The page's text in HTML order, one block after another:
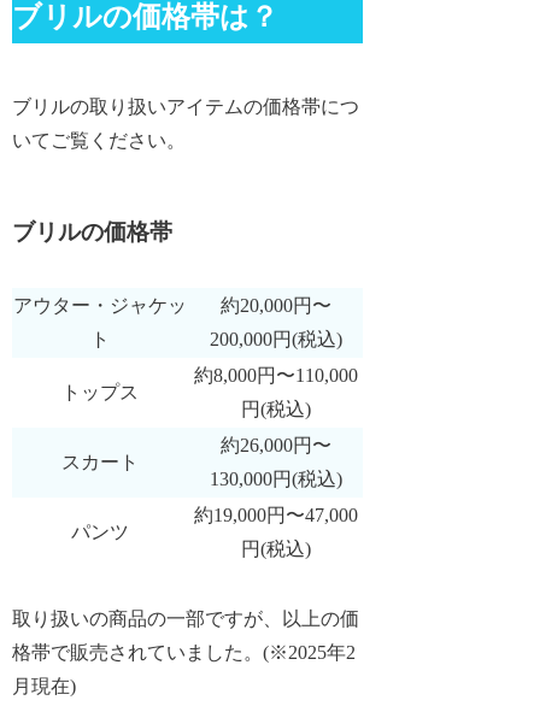
ブリルの価格帯は？
ブリルの取り扱いアイテムの価格帯につ
いてご覧ください。
ブリルの価格帯
アウター・ジャケッ
ト
約20,000円〜
200,000円(税込)
トップス
約8,000円〜110,000
円(税込)
スカート
約26,000円〜
130,000円(税込)
パンツ
約19,000円〜47,000
円(税込)
取り扱いの商品の一部ですが、以上の価
格帯で販売されていました。(※2025年2
月現在)